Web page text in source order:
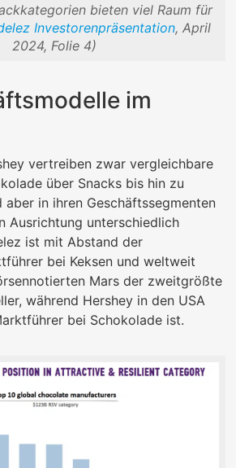
bieten viel Raum für
Investorenpräsentation, April
2024, Folie 4)
im
vertreiben zwar vergleichbare
über Snacks bis hin zu
aber in ihren Geschäftssegmenten
Ausrichtung unterschiedlich
ist mit Abstand der
bei Keksen und weltweit
Mars der zweitgrößte
während Hershey in den USA
bei Schokolade ist.